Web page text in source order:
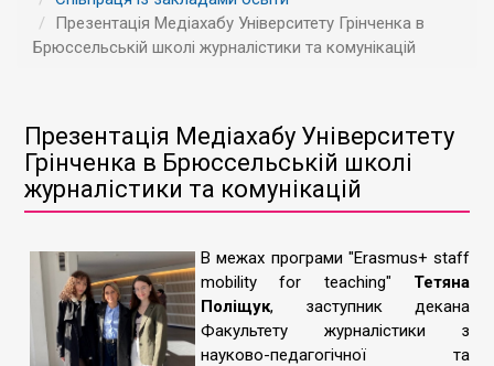
Презентація Медіахабу Університету Грінченка в
Брюссельській школі журналістики та комунікацій
Презентація Медіахабу Університету
Грінченка в Брюссельській школі
журналістики та комунікацій
В межах програми "Erasmus+ staff
mobility for teaching" Тетяна
Поліщук, заступник декана
Факультету журналістики з
науково-педагогічної та